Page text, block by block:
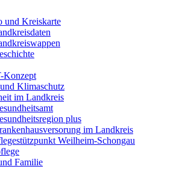
und Kreiskarte
Konzept
Klimaschutz
im Landkreis
plus
im Landkreis
Weilheim-Schongau
Familie